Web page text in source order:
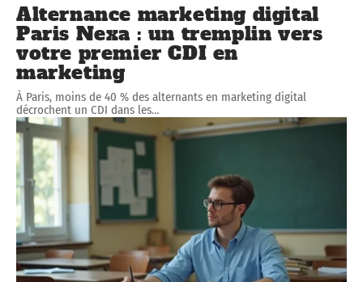
Alternance marketing digital
Paris Nexa : un tremplin vers
votre premier CDI en
marketing
À Paris, moins de 40 % des alternants en marketing digital
décrochent un CDI dans les…